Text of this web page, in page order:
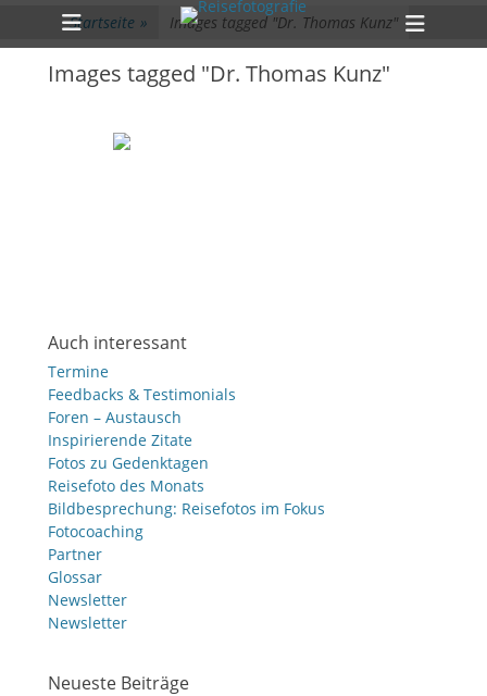
zum
Inhalt
Primärmenü
Startseite » Images tagged "Dr. Thomas Kunz"
Images tagged "Dr. Thomas Kunz"
Auch interessant
Termine
Feedbacks & Testimonials
Foren – Austausch
Inspirierende Zitate
Fotos zu Gedenktagen
Reisefoto des Monats
Bildbesprechung: Reisefotos im Fokus
Fotocoaching
Partner
Glossar
Newsletter
Newsletter
Neueste Beiträge